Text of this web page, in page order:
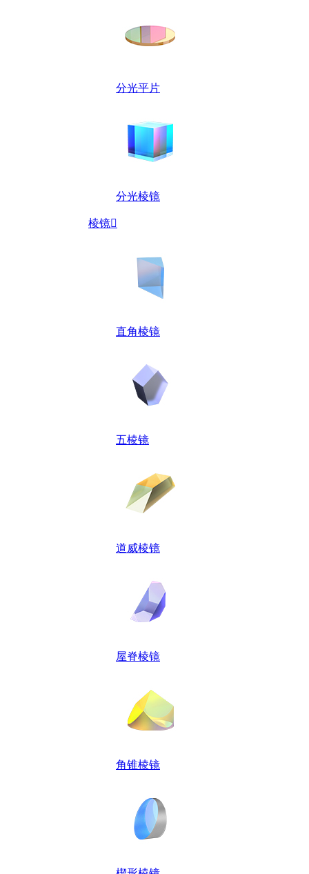
分光平片
分光棱镜
棱镜
直角棱镜
五棱镜
道威棱镜
屋脊棱镜
角锥棱镜